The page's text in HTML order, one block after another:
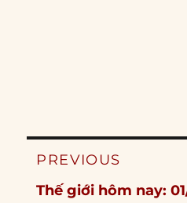
Post
PREVIOUS
Previous
Thế giới hôm nay: